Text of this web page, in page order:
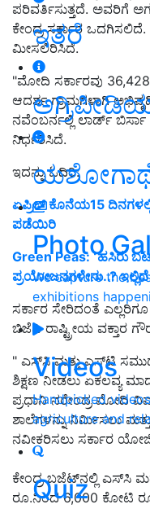
ಇತರೆ
Photo
We capture the
exhibitions
Videos
Handpicked
agriculture and
Quiz
ಪರಿವರ್ತಿಸುತ್ತದೆ. ಅವರಿಗೆ
ಕೇಂದ್ರ ಸರ್ಕಾರ
ಮೀಸಲಿರಿಸಿದೆ.
"ಮೋದಿ ಸರ್ಕಾರವು 36,428
ಆದರ್ಶ ಗ್ರಾಮಗಳಾಗಿ
ನವೆಂಬರ್ನಲ್ಲಿ ಲಾರ್ಡ್
ನಿರ್ಧರಿಸಿದೆ.
ಇದನ್ನು ಓದಿರಿ:
ಏಪ್ರಿಲ್ ಕೊನೆಯ15
ಪಡೆಯಿರಿ
Green Peas: ʻಹಸಿರು
ಪ್ರಯೋಜನಗಳೇನು..?
ಸರ್ಕಾರ ಸೇರಿದಂತೆ
ಬಿಜೆಪಿ ರಾಷ್ಟ್ರೀಯ ವಕ್ತಾರ
" ಎಸ್‌ಸಿ ಮತ್ತು ಎಸ್‌ಟಿ
ಶಿಕ್ಷಣ ನೀಡಲು ಏಕಲವ್ಯ
ಪ್ರಧಾನಿ ನರೇಂದ್ರ ಮೋದಿ
ಶಾಲೆಗಳನ್ನು ನಿರ್ಮಿಸಲು ಮತ್ತು
ನವೀಕರಿಸಲು ಸರ್ಕಾರ
ಕೇಂದ್ರ ಬಜೆಟ್‌ನಲ್ಲಿ ಎಸ್‌ಸಿ
ರೂ.ನಿಂದ 6,000 ಕೋಟಿ